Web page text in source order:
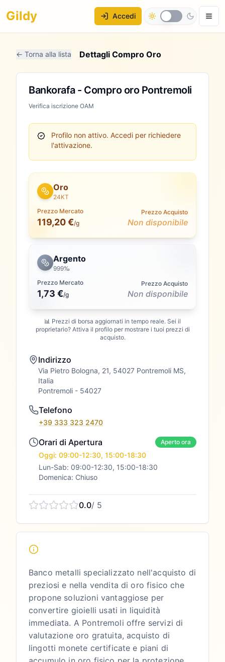
Gildy Accedi
← Torna alla lista Dettagli Compro Oro
Bankorafa - Compro oro Pontremoli
Verifica iscrizione OAM
Profilo non attivo. Accedi per richiedere
l'attivazione.
Oro
24KT
Prezzo Mercato
119,20 €/g
Prezzo Acquisto
Non disponibile
Argento
999‰
Prezzo Mercato
1,73 €/g
Prezzo Acquisto
Non disponibile
📊 Prezzi di borsa aggiornati in tempo reale. Sei il
proprietario? Attiva il profilo per mostrare i tuoi prezzi di
acquisto.
Indirizzo
Via Pietro Bologna, 21, 54027 Pontremoli MS,
Italia
Pontremoli - 54027
Telefono
+39 333 323 2470
Orari di Apertura Aperto ora
Oggi: 09:00-12:30, 15:00-18:30
Lun-Sab: 09:00-12:30, 15:00-18:30
Domenica: Chiuso
0.0/ 5
Banco metalli specializzato nell'acquisto di
preziosi e nella vendita di oro fisico che
propone soluzioni vantaggiose per
convertire gioielli usati in liquidità
immediata. A Pontremoli offre servizi di
valutazione oro gratuita, acquisto di
lingotti monete certificate e piani di